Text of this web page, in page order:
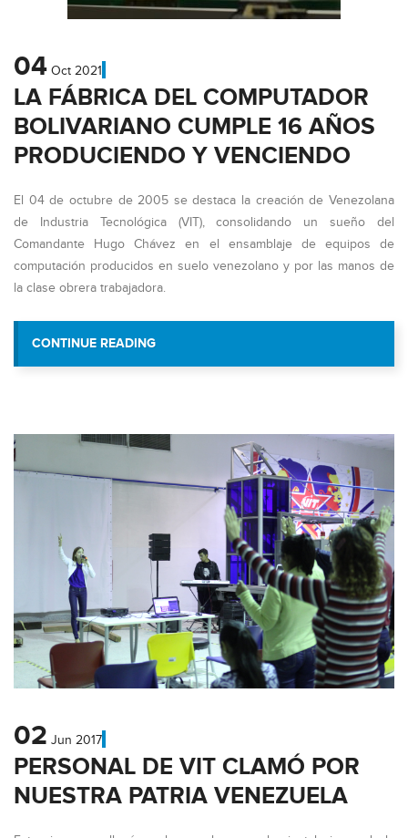
04 Oct 2021
LA FÁBRICA DEL COMPUTADOR
BOLIVARIANO CUMPLE 16 AÑOS
PRODUCIENDO Y VENCIENDO
El 04 de octubre de 2005 se destaca la creación de Venezolana
de Industria Tecnológica (VIT), consolidando un sueño del
Comandante Hugo Chávez en el ensamblaje de equipos de
computación producidos en suelo venezolano y por las manos de
la clase obrera trabajadora.
CONTINUE READING
02 Jun 2017
PERSONAL DE VIT CLAMÓ POR
NUESTRA PATRIA VENEZUELA